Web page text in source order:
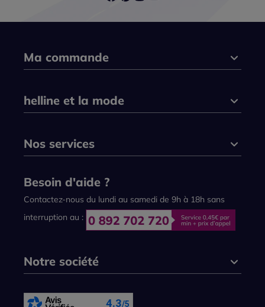
Ma commande
helline et la mode
Nos services
Besoin d'aide ?
Contactez-nous du lundi au samedi de 9h à 18h sans
interruption au :
Notre société